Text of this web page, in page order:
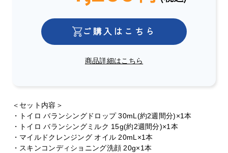
ご購入はこちら
商品詳細はこちら
＜セット内容＞
・トイロ バランシングドロップ 30mL(約2週間分)×1本
・トイロ バランシングミルク 15g(約2週間分)×1本
・マイルドクレンジング オイル 20mL×1本
・スキンコンディショニング洗顔 20g×1本